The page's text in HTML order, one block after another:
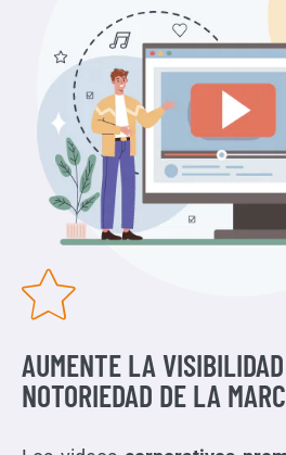
AUMENTE LA
NOTORIEDAD DE LA